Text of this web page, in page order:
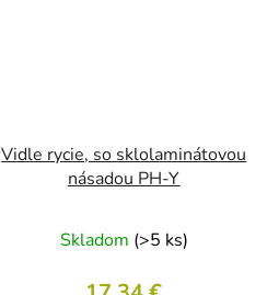
Vidle rycie, so sklolaminátovou
násadou PH-Y
Skladom (>5 ks)